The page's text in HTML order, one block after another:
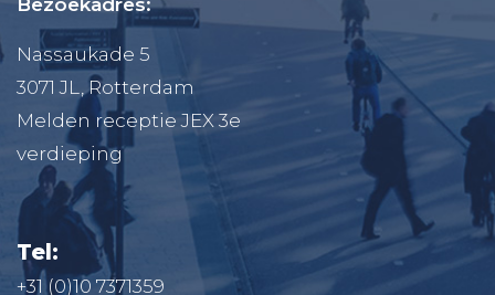
Bezoekadres:
Nassaukade 5
3071 JL, Rotterdam
Melden receptie JEX 3e
verdieping
Tel:
+31 (0)10 7371359